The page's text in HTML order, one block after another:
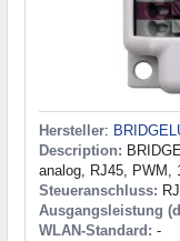
Hersteller:
Description:
analog, RJ45, PWM,
Steueranschluss:
Ausgangsleistung
WLAN-Standard: -